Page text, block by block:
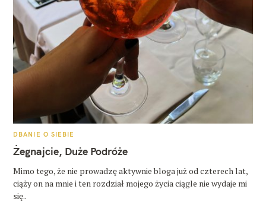
K
T
E
O
R
I
DBANIE O SIEBIE
Żegnajcie, Duże Podróże
Mimo tego, że nie prowadzę aktywnie bloga już od czterech lat,
ciąży on na mnie i ten rozdział mojego życia ciągle nie wydaje mi
się..